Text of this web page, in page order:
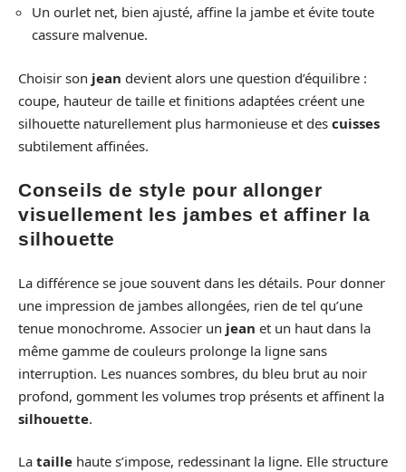
Un ourlet net, bien ajusté, affine la jambe et évite toute
cassure malvenue.
Choisir son jean devient alors une question d’équilibre :
coupe, hauteur de taille et finitions adaptées créent une
silhouette naturellement plus harmonieuse et des cuisses
subtilement affinées.
Conseils de style pour allonger
visuellement les jambes et affiner la
silhouette
La différence se joue souvent dans les détails. Pour donner
une impression de jambes allongées, rien de tel qu’une
tenue monochrome. Associer un jean et un haut dans la
même gamme de couleurs prolonge la ligne sans
interruption. Les nuances sombres, du bleu brut au noir
profond, gomment les volumes trop présents et affinent la
silhouette.
La taille haute s’impose, redessinant la ligne. Elle structure